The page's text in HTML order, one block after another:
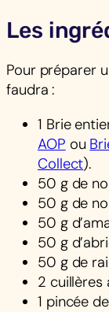
Les
Pour préparer
faudra :
1 Brie
AOP ou
Collect).
50 g de
50 g de
50 g
50 g
50 g de
2 cuillères
1 pincée